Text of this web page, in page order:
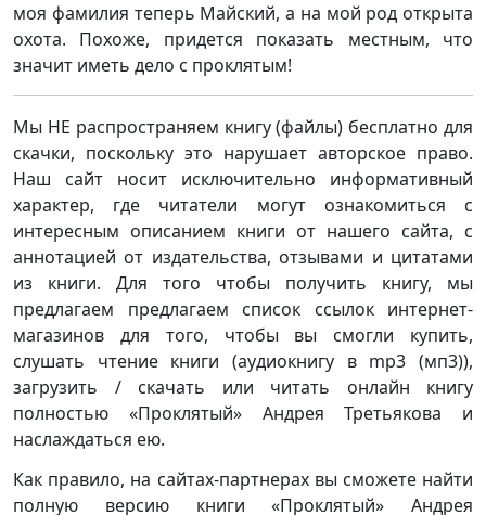
моя фамилия теперь Майский, а на мой род открыта
охота. Похоже, придется показать местным, что
значит иметь дело с проклятым!
Мы НЕ распространяем книгу (файлы) бесплатно для
скачки, поскольку это нарушает авторское право.
Наш сайт носит исключительно информативный
характер, где читатели могут ознакомиться с
интересным описанием книги от нашего сайта, с
аннотацией от издательства, отзывами и цитатами
из книги. Для того чтобы получить книгу, мы
предлагаем предлагаем список ссылок интернет-
магазинов для того, чтобы вы смогли купить,
слушать чтение книги (аудиокнигу в mp3 (мп3)),
загрузить / скачать или читать онлайн книгу
полностью «Проклятый» Андрея Третьякова и
наслаждаться ею.
Как правило, на сайтах-партнерах вы сможете найти
полную версию книги «Проклятый» Андрея